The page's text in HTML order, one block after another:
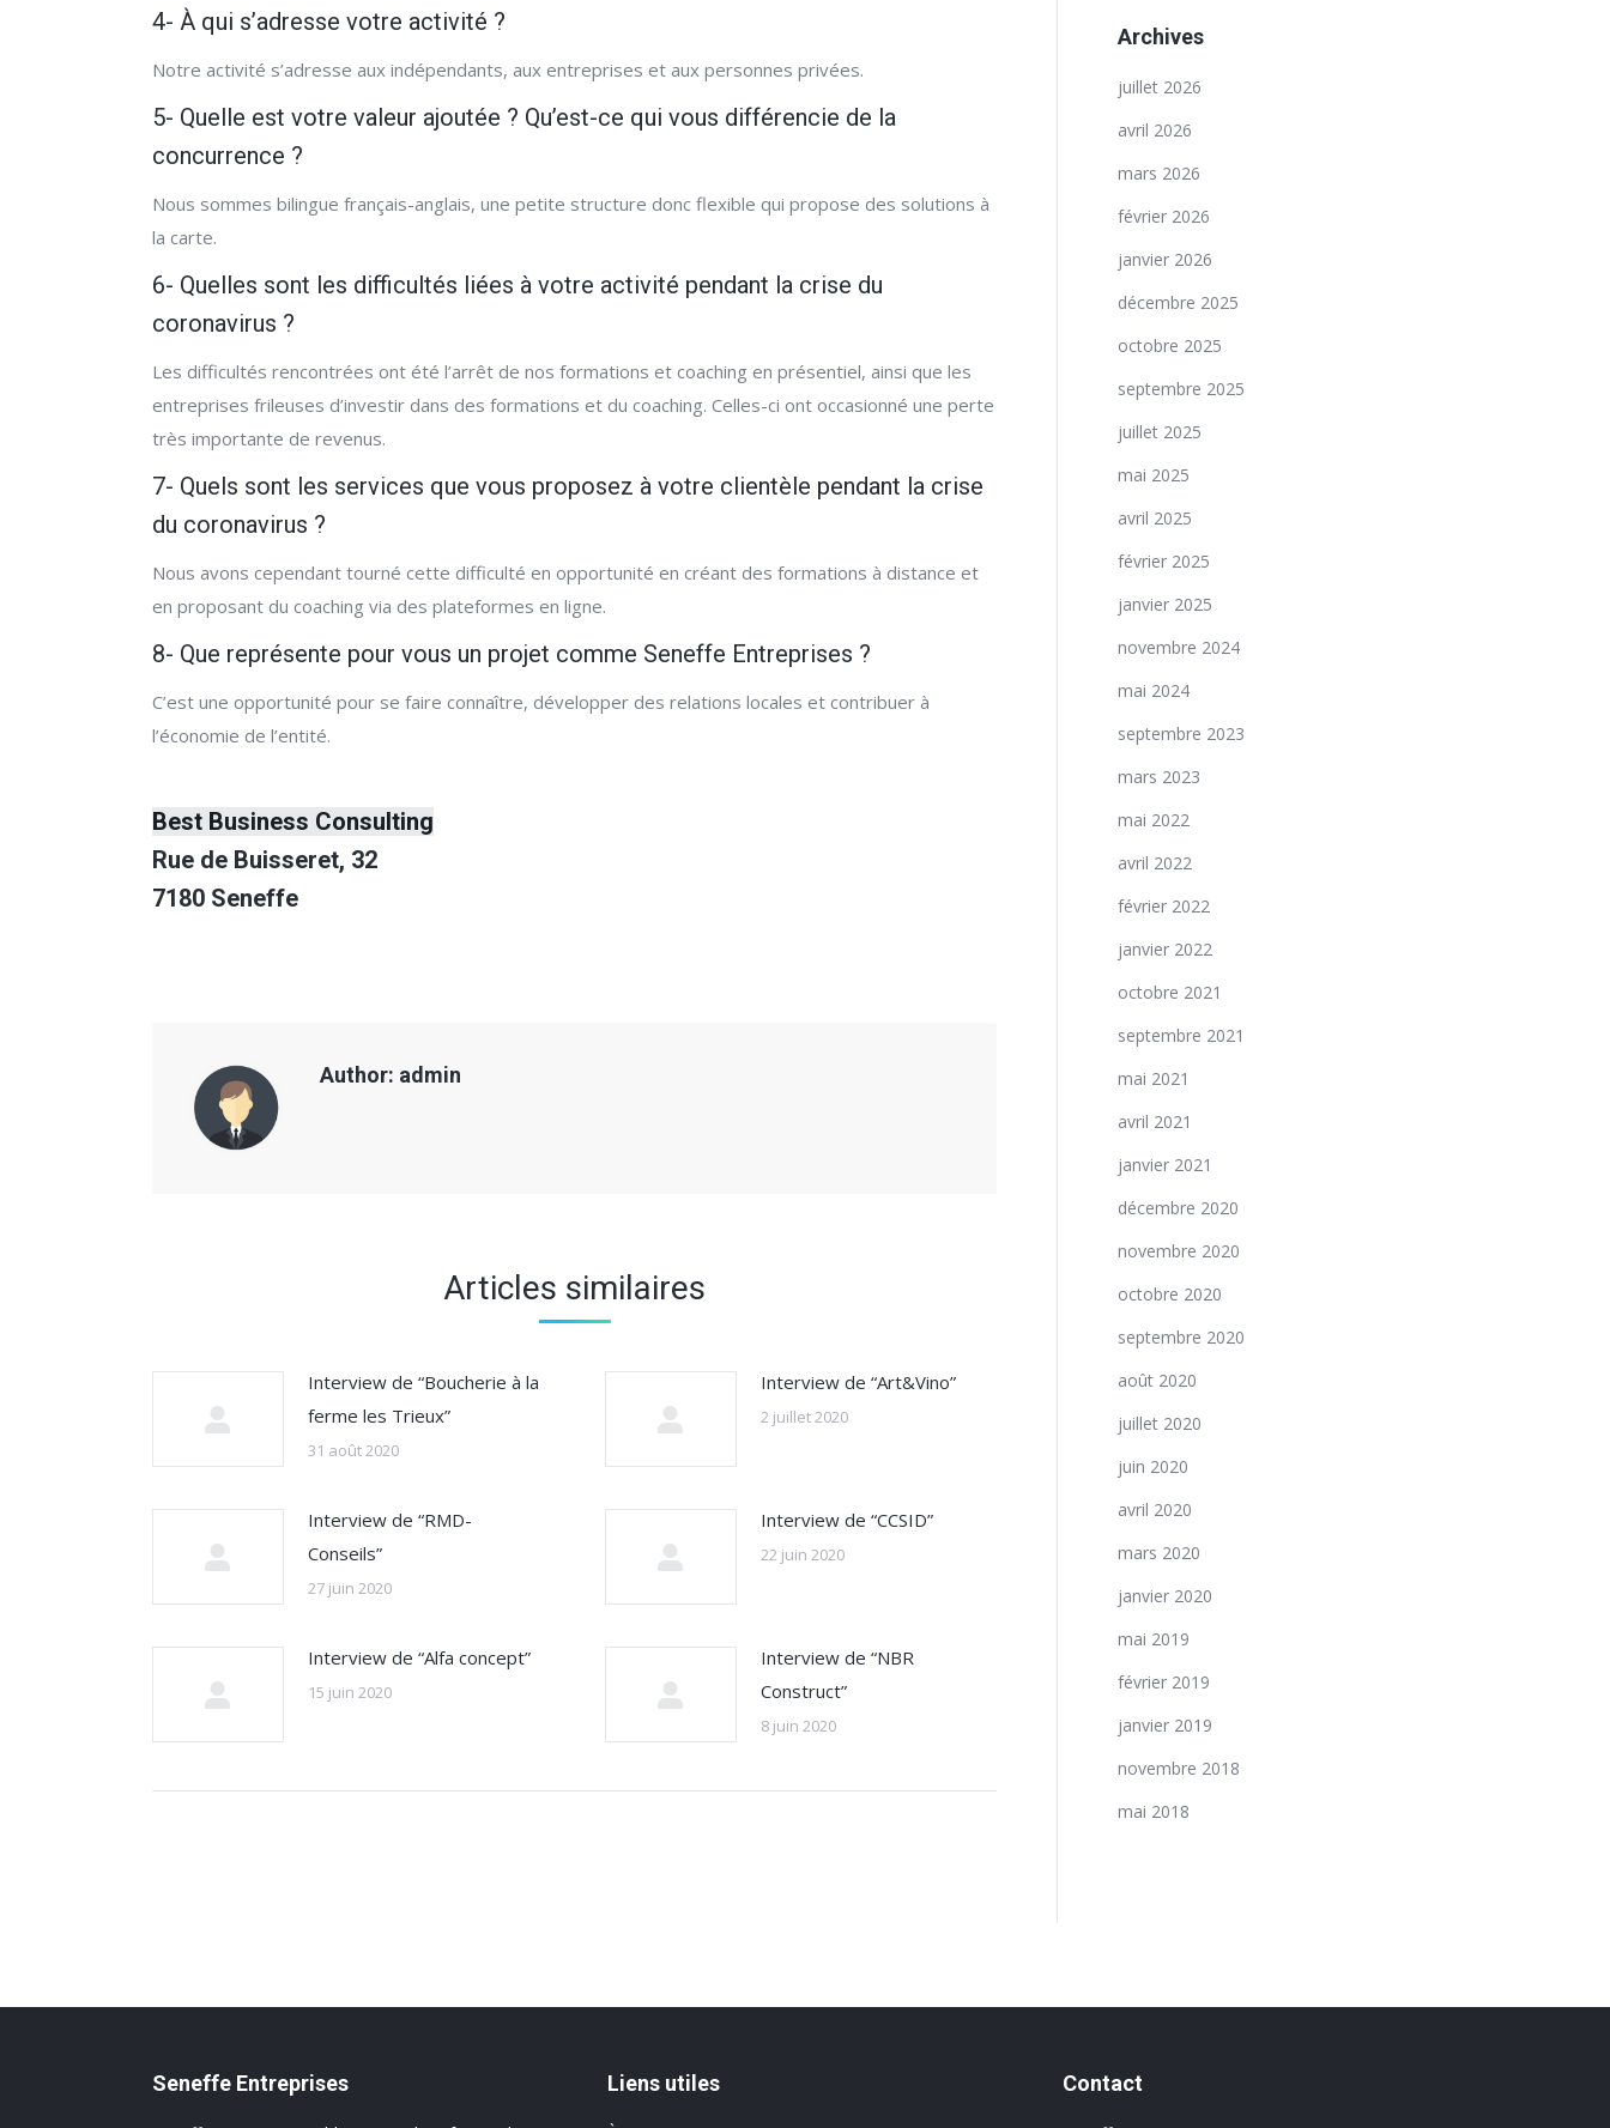
4- À qui s’adresse votre activité ?
Notre activité s’adresse aux indépendants, aux entreprises et aux personnes privées.
5- Quelle est votre valeur ajoutée ? Qu’est-ce qui vous différencie de la
concurrence ?
Nous sommes bilingue français-anglais, une petite structure donc flexible qui propose des solutions à
la carte.
6- Quelles sont les difficultés liées à votre activité pendant la crise du
coronavirus ?
Les difficultés rencontrées ont été l’arrêt de nos formations et coaching en présentiel, ainsi que les
entreprises frileuses d’investir dans des formations et du coaching. Celles-ci ont occasionné une perte
très importante de revenus.
7- Quels sont les services que vous proposez à votre clientèle pendant la crise
du coronavirus ?
Nous avons cependant tourné cette difficulté en opportunité en créant des formations à distance et
en proposant du coaching via des plateformes en ligne.
8- Que représente pour vous un projet comme Seneffe Entreprises ?
C’est une opportunité pour se faire connaître, développer des relations locales et contribuer à
l’économie de l’entité.
Best Business Consulting
Rue de Buisseret, 32
7180 Seneffe
Author: admin
Articles similaires
Interview de “Boucherie à la
ferme les Trieux”
31 août 2020
Interview de “Art&Vino”
2 juillet 2020
Interview de “RMD-
Conseils”
27 juin 2020
Interview de “CCSID”
22 juin 2020
Interview de “Alfa concept”
15 juin 2020
Interview de “NBR
Construct”
8 juin 2020
Archives
juillet 2026
avril 2026
mars 2026
février 2026
janvier 2026
décembre 2025
octobre 2025
septembre 2025
juillet 2025
mai 2025
avril 2025
février 2025
janvier 2025
novembre 2024
mai 2024
septembre 2023
mars 2023
mai 2022
avril 2022
février 2022
janvier 2022
octobre 2021
septembre 2021
mai 2021
avril 2021
janvier 2021
décembre 2020
novembre 2020
octobre 2020
septembre 2020
août 2020
juillet 2020
juin 2020
avril 2020
mars 2020
janvier 2020
mai 2019
février 2019
janvier 2019
novembre 2018
mai 2018
Seneffe Entreprises Liens utiles Contact